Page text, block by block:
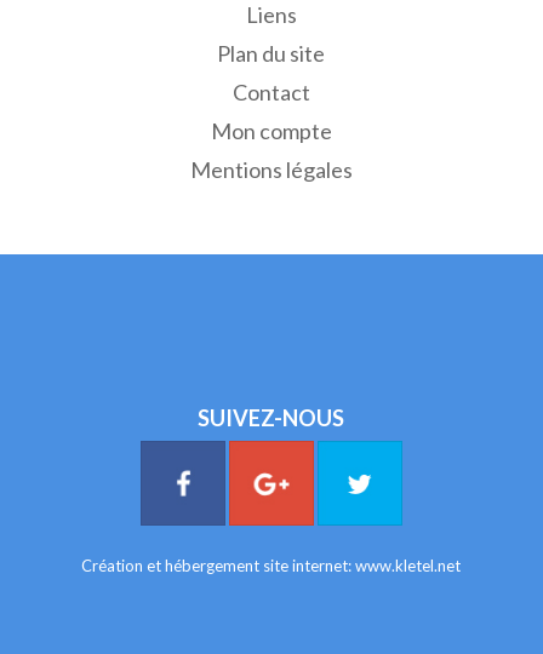
Liens
Plan du site
Contact
Mon compte
Mentions légales
SUIVEZ-NOUS
Création et hébergement site internet:www.kletel.net